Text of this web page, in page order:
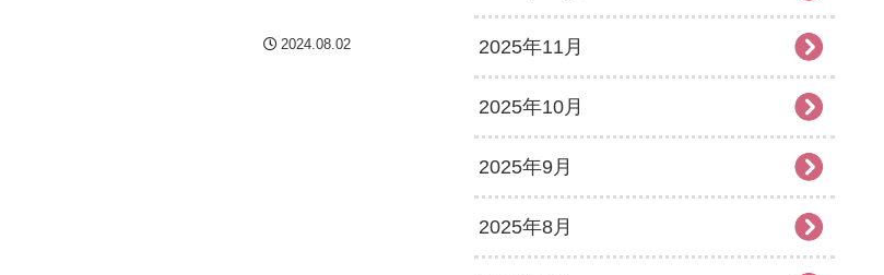
2024.08.02 2025年11月
2025年10月
2025年9月
2025年8月